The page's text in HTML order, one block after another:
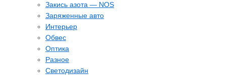
Закись азота — NOS
Заряженные авто
Интерьер
Обвес
Оптика
Разное
Светодизайн